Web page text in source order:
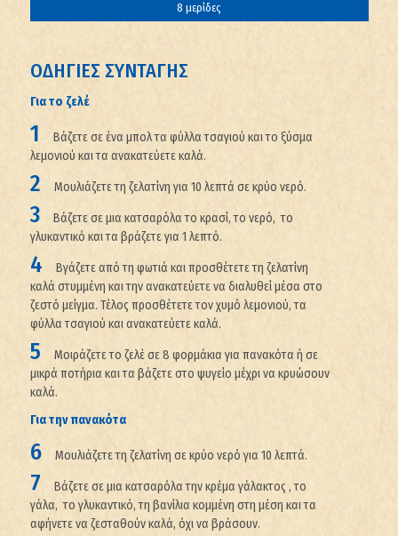
8 μερίδες
ΟΔΗΓΙΕΣ ΣΥΝΤΑΓΗΣ
Για το ζελέ
Βάζετε σε ένα μπολ τα φύλλα τσαγιού και το ξύσμα
λεμονιού και τα ανακατεύετε καλά.
Μουλιάζετε τη ζελατίνη για 10 λεπτά σε κρύο νερό.
Βάζετε σε μια κατσαρόλα το κρασί, το νερό, το
γλυκαντικό και τα βράζετε για 1 λεπτό.
Βγάζετε από τη φωτιά και προσθέτετε τη ζελατίνη
καλά στυμμένη και την ανακατεύετε να διαλυθεί μέσα στο
ζεστό μείγμα. Τέλος προσθέτετε τον χυμό λεμονιού, τα
φύλλα τσαγιού και ανακατεύετε καλά.
Μοιράζετε το ζελέ σε 8 φορμάκια για πανακότα ή σε
μικρά ποτήρια και τα βάζετε στο ψυγείο μέχρι να κρυώσουν
καλά.
Για την πανακότα
Μουλιάζετε τη ζελατίνη σε κρύο νερό για 10 λεπτά.
Βάζετε σε μια κατσαρόλα την κρέμα γάλακτος , το
γάλα, το γλυκαντικό, τη βανίλια κομμένη στη μέση και τα
αφήνετε να ζεσταθούν καλά, όχι να βράσουν.